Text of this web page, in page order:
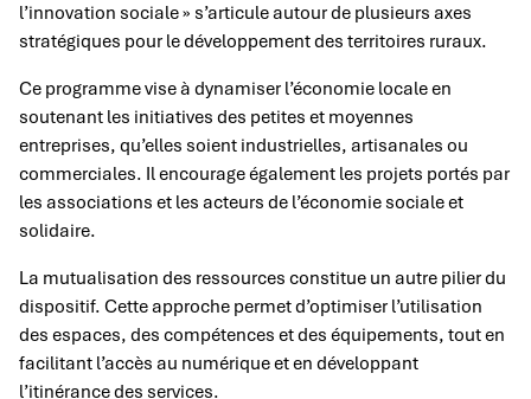
l’innovation sociale » s’articule autour de plusieurs axes
stratégiques pour le développement des territoires ruraux.
Ce programme vise à dynamiser l’économie locale en
soutenant les initiatives des petites et moyennes
entreprises, qu’elles soient industrielles, artisanales ou
commerciales. Il encourage également les projets portés par
les associations et les acteurs de l’économie sociale et
solidaire.
La mutualisation des ressources constitue un autre pilier du
dispositif. Cette approche permet d’optimiser l’utilisation
des espaces, des compétences et des équipements, tout en
facilitant l’accès au numérique et en développant
l’itinérance des services.